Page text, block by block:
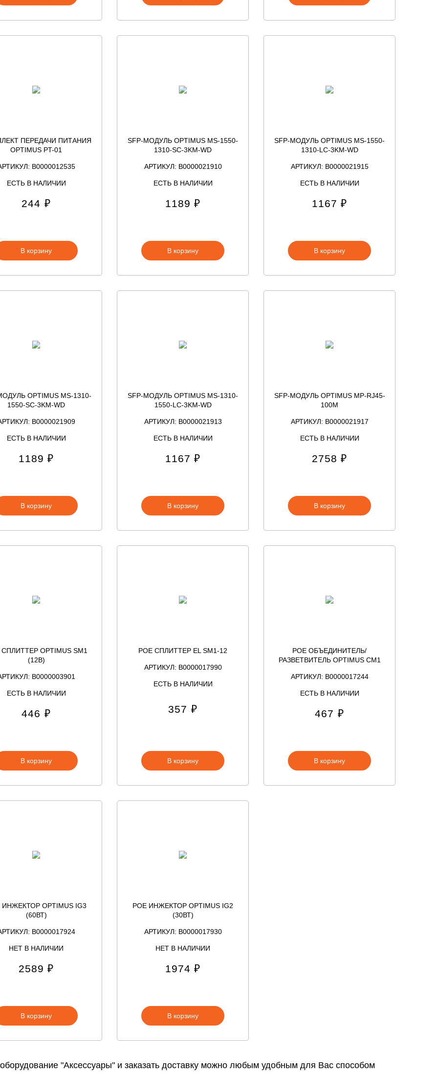
ПЕРЕДАЧИ ПИТАНИЯ
OPTIMUS PT-01
В0000012535
ЕСТЬ В НАЛИЧИИ
244 ₽
В корзину
SFP-МОДУЛЬ OPTIMUS MS-1550-
1310-SC-3KM-WD
АРТИКУЛ: В0000021910
ЕСТЬ В НАЛИЧИИ
1189 ₽
В корзину
SFP-МОДУЛЬ OPTIMUS MS-1550-
1310-LC-3KM-WD
АРТИКУЛ: В0000021915
ЕСТЬ В НАЛИЧИИ
1167 ₽
В корзину
OPTIMUS MS-1310-
1550-SC-3KM-WD
В0000021909
ЕСТЬ В НАЛИЧИИ
1189 ₽
В корзину
SFP-МОДУЛЬ OPTIMUS MS-1310-
1550-LC-3KM-WD
АРТИКУЛ: В0000021913
ЕСТЬ В НАЛИЧИИ
1167 ₽
В корзину
SFP-МОДУЛЬ OPTIMUS MP-RJ45-
100M
АРТИКУЛ: В0000021917
ЕСТЬ В НАЛИЧИИ
2758 ₽
В корзину
СПЛИТТЕР OPTIMUS SM1
(12B)
В0000003901
ЕСТЬ В НАЛИЧИИ
446 ₽
В корзину
POE СПЛИТТЕР EL SM1-12
АРТИКУЛ: В0000017990
ЕСТЬ В НАЛИЧИИ
357 ₽
В корзину
POE ОБЪЕДИНИТЕЛЬ/
РАЗВЕТВИТЕЛЬ OPTIMUS CM1
АРТИКУЛ: В0000017244
ЕСТЬ В НАЛИЧИИ
467 ₽
В корзину
ИНЖЕКТОР OPTIMUS IG3
(60ВТ)
В0000017924
НЕТ В НАЛИЧИИ
2589 ₽
В корзину
POE ИНЖЕКТОР OPTIMUS IG2
(30ВТ)
АРТИКУЛ: В0000017930
НЕТ В НАЛИЧИИ
1974 ₽
В корзину
"Аксессуары" и заказать доставку можно любым удобным для Вас способом